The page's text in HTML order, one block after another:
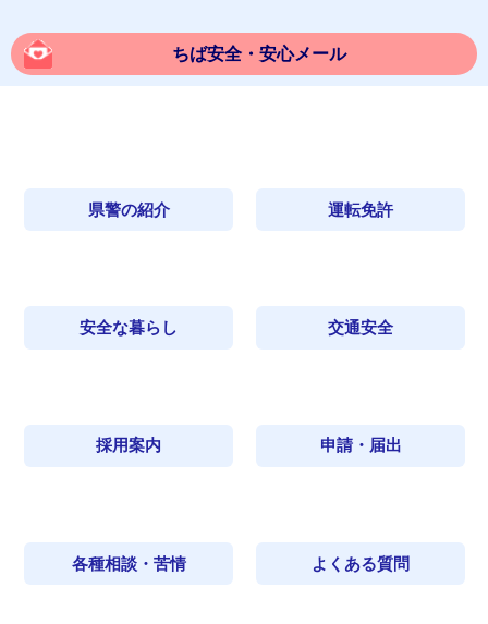
ちば安全・安心メール
県警の紹介 運転免許
安全な暮らし 交通安全
採用案内 申請・届出
各種相談・苦情 よくある質問